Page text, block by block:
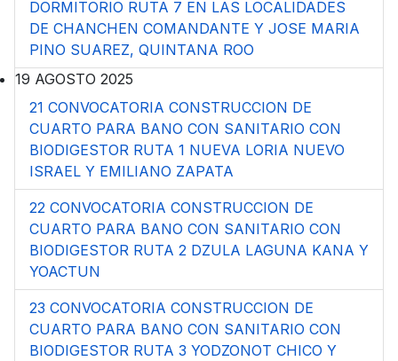
DORMITORIO RUTA 7 EN LAS LOCALIDADES
DE CHANCHEN COMANDANTE Y JOSE MARIA
PINO SUAREZ, QUINTANA ROO
19 AGOSTO 2025
21 CONVOCATORIA CONSTRUCCION DE
CUARTO PARA BANO CON SANITARIO CON
BIODIGESTOR RUTA 1 NUEVA LORIA NUEVO
ISRAEL Y EMILIANO ZAPATA
22 CONVOCATORIA CONSTRUCCION DE
CUARTO PARA BANO CON SANITARIO CON
BIODIGESTOR RUTA 2 DZULA LAGUNA KANA Y
YOACTUN
23 CONVOCATORIA CONSTRUCCION DE
CUARTO PARA BANO CON SANITARIO CON
BIODIGESTOR RUTA 3 YODZONOT CHICO Y